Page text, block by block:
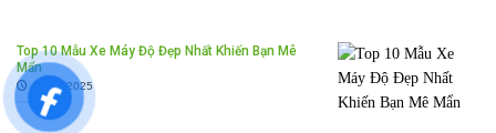
Top 10 Mẫu Xe Máy Độ Đẹp Nhất Khiến Bạn Mê
Mẩn
25/02/2025